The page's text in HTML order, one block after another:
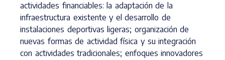
actividades financiables: la adaptación de la
infraestructura existente y el desarrollo de
instalaciones deportivas ligeras; organización de
nuevas formas de actividad física y su integración
con actividades tradicionales; enfoques innovadores